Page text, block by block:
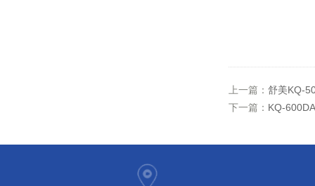
上一篇： 舒美KQ-
下一篇： KQ-